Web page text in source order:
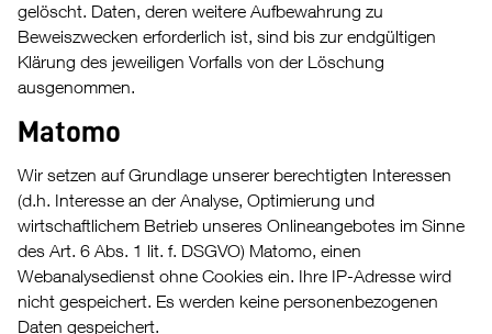
gelöscht. Daten, deren weitere Aufbewahrung zu
Beweiszwecken erforderlich ist, sind bis zur endgültigen
Klärung des jeweiligen Vorfalls von der Löschung
ausgenommen.
Matomo
Wir setzen auf Grundlage unserer berechtigten Interessen
(d.h. Interesse an der Analyse, Optimierung und
wirtschaftlichem Betrieb unseres Onlineangebotes im Sinne
des Art. 6 Abs. 1 lit. f. DSGVO) Matomo, einen
Webanalysedienst ohne Cookies ein. Ihre IP-Adresse wird
nicht gespeichert. Es werden keine personenbezogenen
Daten gespeichert.